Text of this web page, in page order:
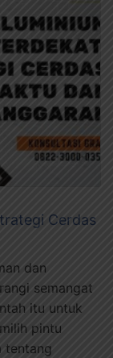
Cerdas
dan
semangat
itu untuk
pintu
tentang